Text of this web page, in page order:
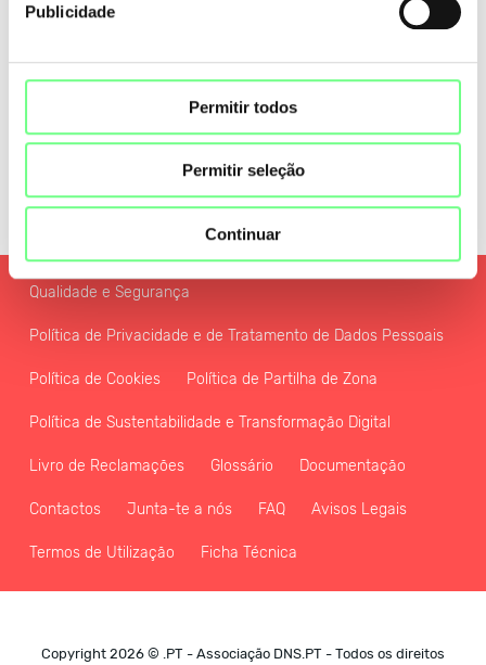
Publicidade
Permitir todos
Permitir seleção
Continuar
Qualidade e Segurança
Política de Privacidade e de Tratamento de Dados Pessoais
Política de Cookies Política de Partilha de Zona
Política de Sustentabilidade e Transformação Digital
Livro de Reclamações Glossário Documentação
Contactos Junta-te a nós FAQ Avisos Legais
Termos de Utilização Ficha Técnica
Copyright 2026 © .PT - Associação DNS.PT - Todos os direitos